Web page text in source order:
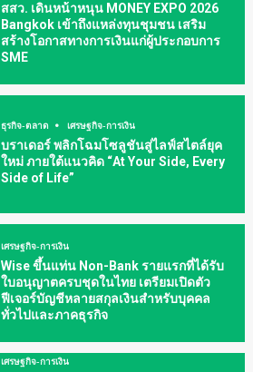
สสว. เดินหน้าหนุน MONEY EXPO 2026
Bangkok เข้าถึงแหล่งทุนชุมชน เสริม
สร้างโอกาสทางการเงินแก่ผู้ประกอบการ
SME
ธุรกิจ-ตลาด เศรษฐกิจ-การเงิน
บราเดอร์ พลิกโฉมโซลูชันสู่ไลฟ์สไตล์ยุค
ใหม่ ภายใต้แนวคิด “At Your Side, Every
Side of Life”
เศรษฐกิจ-การเงิน
Wise ขึ้นแท่น Non-Bank รายแรกที่ได้รับ
ใบอนุญาตครบชุดในไทย เตรียมเปิดตัว
ฟีเจอร์บัญชีหลายสกุลเงินสำหรับบุคคล
ทั่วไปและภาคธุรกิจ
เศรษฐกิจ-การเงิน